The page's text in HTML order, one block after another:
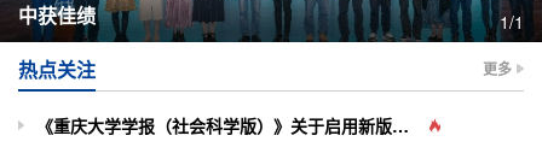
中获佳绩
1/1
热点关注 更多
《重庆大学学报（社会科学版）》关于启用新版投审稿系统的通知